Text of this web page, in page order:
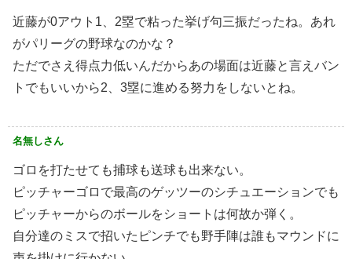
近藤が0アウト1、2塁で粘った挙げ句三振だったね。あれ
がパリーグの野球なのかな？
ただでさえ得点力低いんだからあの場面は近藤と言えバン
トでもいいから2、3塁に進める努力をしないとね。
名無しさん
ゴロを打たせても捕球も送球も出来ない。
ピッチャーゴロで最高のゲッツーのシチュエーションでも
ピッチャーからのボールをショートは何故か弾く。
自分達のミスで招いたピンチでも野手陣は誰もマウンドに